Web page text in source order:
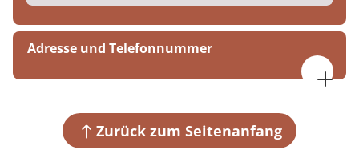
Adresse und Telefonnummer
66540 NeunkirchenZurück zum Seitenanfang